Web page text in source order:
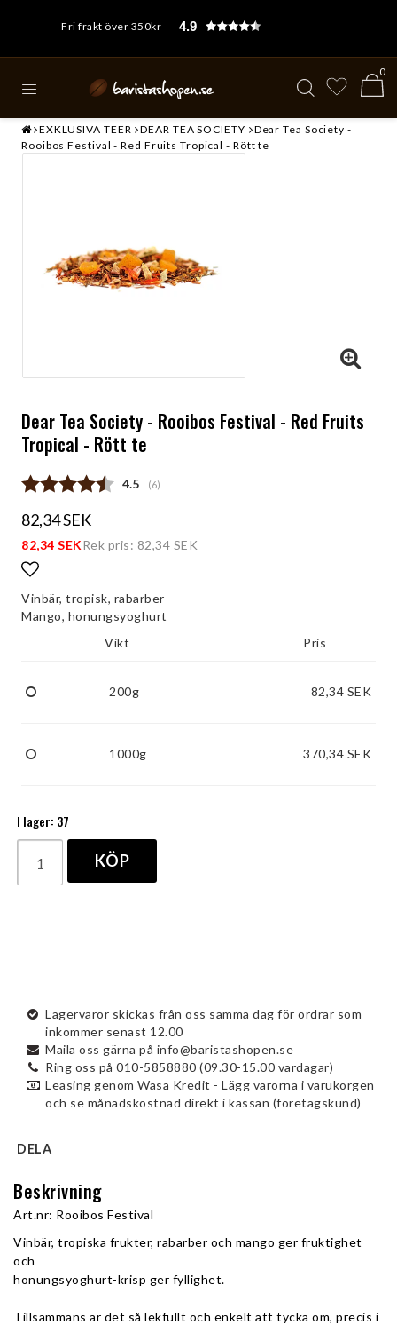
Fri frakt över 350kr 4.9
0
EXKLUSIVA TEER DEAR TEA SOCIETY
Dear Tea Society -
Rooibos Festival - Red Fruits Tropical - Rött te
Dear Tea Society - Rooibos Festival - Red Fruits
Tropical - Rött te
Snittbetyg:
4.5 (röster:
6)
82,34 SEK
82,34 SEKRek pris: 82,34 SEK
Lägg till i favoritlistan
Vinbär, tropisk, rabarber
Mango, honungsyoghurt
Vikt
Pris
200g 82,34 SEK
1000g 370,34 SEK
I lager: 37
KÖP
Lagervaror skickas från oss samma dag för ordrar som
inkommer senast 12.00
Maila oss gärna på info@baristashopen.se
Ring oss på 010-5858880 (09.30-15.00 vardagar)
Leasing genom Wasa Kredit - Lägg varorna i varukorgen
och se månadskostnad direkt i kassan (företagskund)
DELA
Beskrivning
Art.nr: Rooibos Festival
Vinbär, tropiska frukter, rabarber och mango ger fruktighet
och
honungsyoghurt-krisp ger fyllighet.
Tillsammans är det så lekfullt och enkelt att tycka om, precis i